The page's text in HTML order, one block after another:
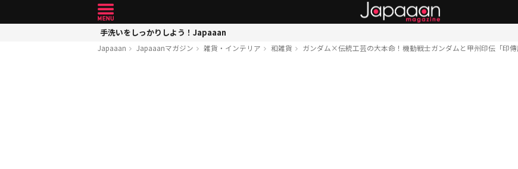
手洗いをしっかりしよう！Japaaan
Japaaan Japaaanマガジン 雑貨・インテリア 和雑貨 ガンダム×伝統工芸の大本命！機動戦士ガンダムと甲州印伝「印傳